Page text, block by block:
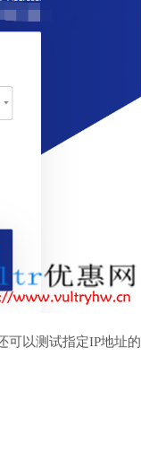
可以测试指定IP地址的